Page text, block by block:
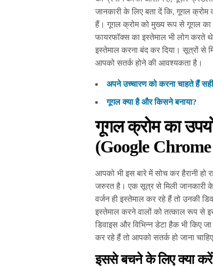
जानकारी के लिए बता दें कि, गूगल
हैं। गूगल क्रोम को मुख्य रूप से गूगल का
फायरफॉक्स का इस्तेमाल भी लोग करते
इस्तेमाल करना बंद कर दिया। सूत्रों से
आपको सतर्क होने की आवश्यकता है।
अपने उच्चारण को करना चाहते हैं
गूगल क्या है और किसने बनाया?
गूगल क्रोम का
(Google
आपको भी इस बारे में सोच कर हैरानी हो
जरुरत है। एक सूत्र से मिली जानकारी
वर्जन ही इस्तेमाल कर रहे हैं तो उनकी
इस्तेमाल करने वालों को तत्काल रूप से
डिवाइस और विभिन्न डेटा हैक भी किए
कर रहे हैं तो आपको सतर्क हो जाना
इससे बचने के लिए क्या करें